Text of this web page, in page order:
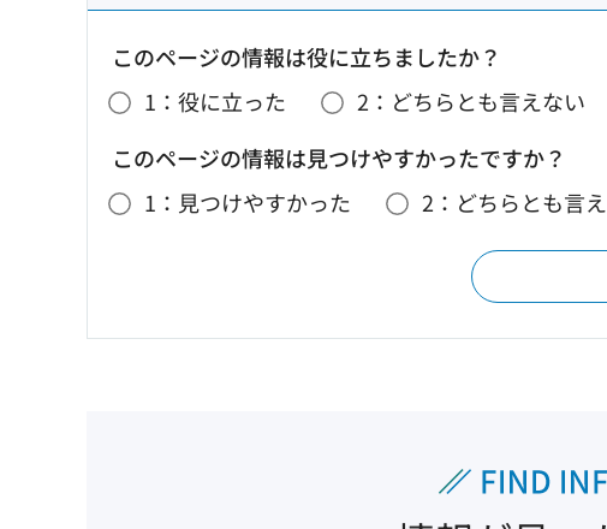
このページの情報は役に立ちましたか？
1：役に立った
2：どちらとも言えない
このページの情報は見つけやすかったですか？
1：見つけやすかった
2：どちらとも言